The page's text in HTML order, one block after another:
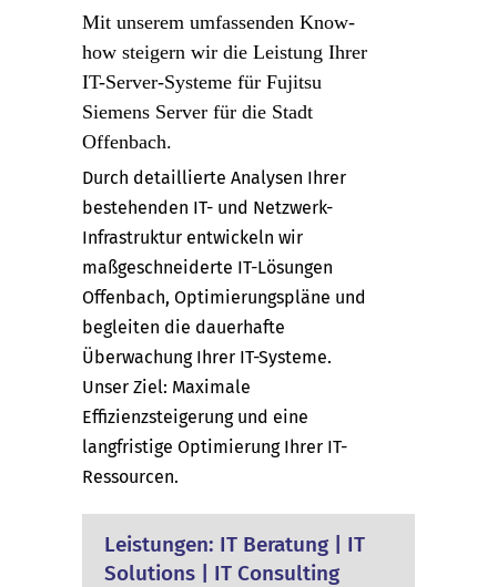
Mit unserem umfassenden Know-
how steigern wir die Leistung Ihrer
IT-Server-Systeme für Fujitsu
Siemens Server für die Stadt
Offenbach.
Durch detaillierte Analysen Ihrer
bestehenden IT- und Netzwerk-
Infrastruktur entwickeln wir
maßgeschneiderte IT-Lösungen
Offenbach, Optimierungspläne und
begleiten die dauerhafte
Überwachung Ihrer IT-Systeme.
Unser Ziel: Maximale
Effizienzsteigerung und eine
langfristige Optimierung Ihrer IT-
Ressourcen.
Leistungen: IT Beratung | IT
Solutions | IT Consulting